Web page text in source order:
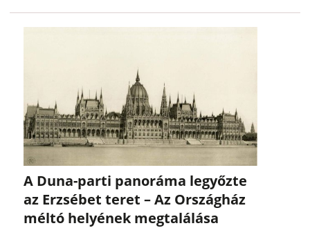
A Duna-parti panoráma legyőzte
az Erzsébet teret – Az Országház
méltó helyének megtalálása